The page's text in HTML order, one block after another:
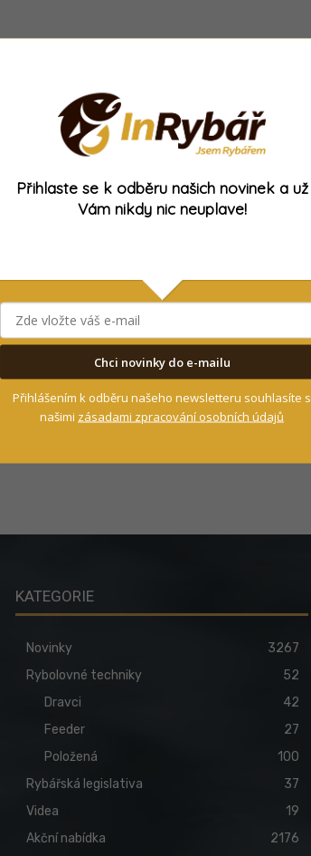
KATEGORIE
Novinky
3267
Rybolovné techniky
52
Dravci
42
Feeder
27
Položená
100
Rybářská legislativa
37
Videa
19
Akční nabídka
2176
Přihlaste se k odběru našich novinek a už
Vám nikdy nic neuplave!
Chci novinky do e-mailu
Přihlášením k odběru našeho newsletteru souhlasíte s
našimi zásadami zpracování osobních údajů